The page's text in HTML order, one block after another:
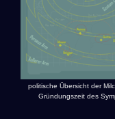
politische Übersicht der
Gründungszeit des